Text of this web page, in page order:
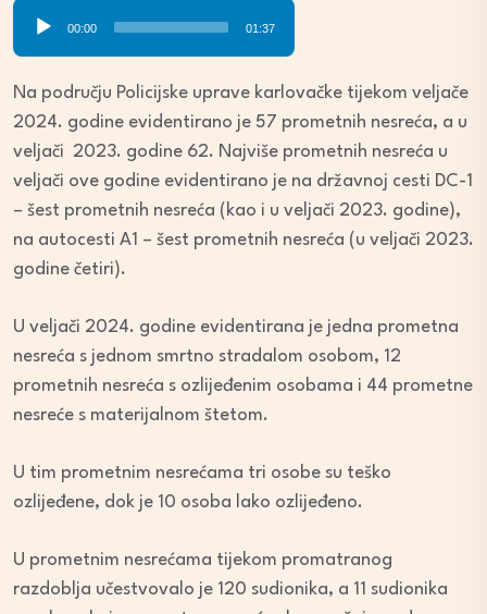
Audio
Player
00:00 01:37
Na području Policijske uprave karlovačke tijekom veljače
2024. godine evidentirano je 57 prometnih nesreća, a u
veljači 2023. godine 62. Najviše prometnih nesreća u
veljači ove godine evidentirano je na državnoj cesti DC-1
– šest prometnih nesreća (kao i u veljači 2023. godine),
na autocesti A1 – šest prometnih nesreća (u veljači 2023.
godine četiri).
U veljači 2024. godine evidentirana je jedna prometna
nesreća s jednom smrtno stradalom osobom, 12
prometnih nesreća s ozlijeđenim osobama i 44 prometne
nesreće s materijalnom štetom.
U tim prometnim nesrećama tri osobe su teško
ozlijeđene, dok je 10 osoba lako ozlijeđeno.
U prometnim nesrećama tijekom promatranog
razdoblja učestvovalo je 120 sudionika, a 11 sudionika